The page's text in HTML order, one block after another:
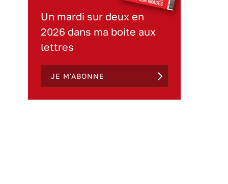
Un mardi sur deux en
2026 dans ma boite aux
lettres
JE M'ABONNE